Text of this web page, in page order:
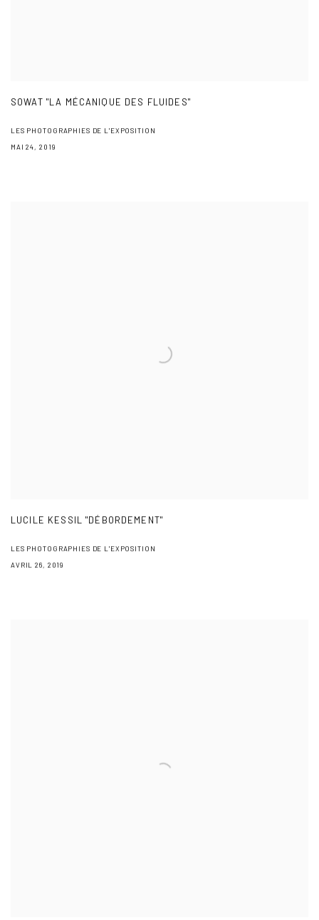
SOWAT "LA MÉCANIQUE DES FLUIDES"
LES PHOTOGRAPHIES DE L'EXPOSITION
MAI 24, 2019
LUCILE KESSIL "DÉBORDEMENT"
LES PHOTOGRAPHIES DE L'EXPOSITION
AVRIL 26, 2019